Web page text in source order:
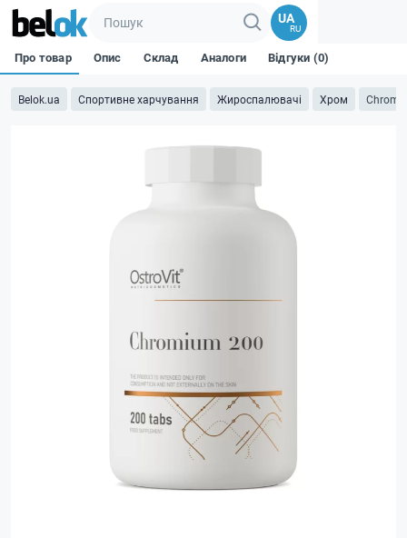
UA
RU
Belok.ua Спортивне харчування Жироспалювачі Хром
Про товар Опис Склад Аналоги Відгуки (0)